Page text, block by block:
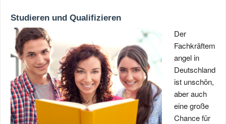
Studieren und Qualifizieren
Der
Fachkräftem
angel in
Deutschland
ist unschön,
aber auch
eine große
Chance für